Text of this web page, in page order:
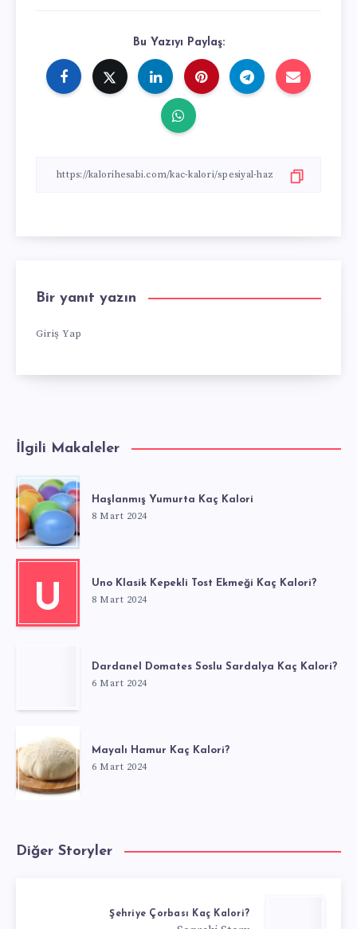
Bu Yazıyı Paylaş:
Bir yanıt yazın
Giriş Yap
İlgili Makaleler
Haşlanmış Yumurta Kaç Kalori
8 Mart 2024
U Uno Klasik Kepekli Tost Ekmeği Kaç Kalori?
8 Mart 2024
Dardanel Domates Soslu Sardalya Kaç Kalori?
6 Mart 2024
Mayalı Hamur Kaç Kalori?
6 Mart 2024
Diğer Storyler
Şehriye Çorbası Kaç Kalori?